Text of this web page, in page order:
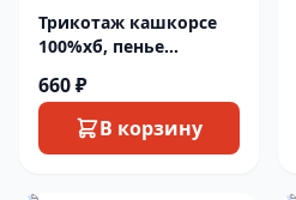
Трикотаж кашкорсе
100%хб, пенье
660 ₽
В корзину